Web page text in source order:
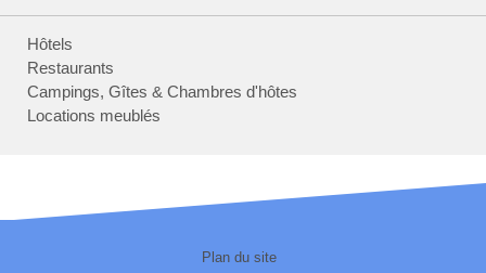
Hôtels
Restaurants
Campings, Gîtes & Chambres d'hôtes
Locations meublés
Plan du site